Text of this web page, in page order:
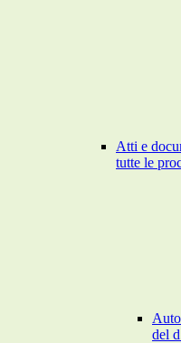
Atti e
tutte le
del